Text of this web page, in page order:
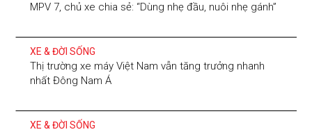
MPV 7, chủ xe chia sẻ: “Dùng nhẹ đầu, nuôi nhẹ gánh”
XE & ĐỜI SỐNG
Thị trường xe máy Việt Nam vẫn tăng trưởng nhanh
nhất Đông Nam Á
XE & ĐỜI SỐNG